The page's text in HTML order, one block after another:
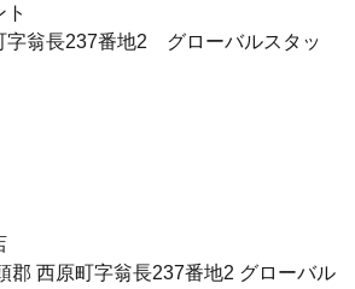
字翁長237番地2 グローバルスタッ
郡 西原町字翁長237番地2 グローバル